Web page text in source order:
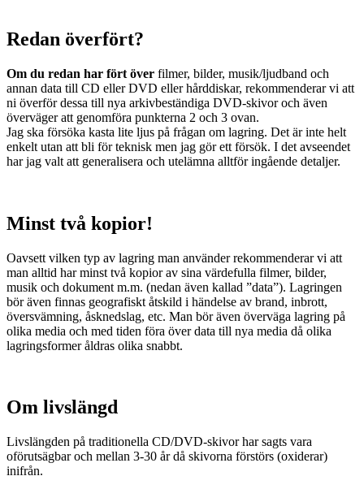
Redan överfört?
Om du redan har fört över filmer, bilder, musik/ljudband och
annan data till CD eller DVD eller hårddiskar, rekommenderar vi att
ni överför dessa till nya arkivbeständiga DVD-skivor och även
överväger att genomföra punkterna 2 och 3 ovan.
Jag ska försöka kasta lite ljus på frågan om lagring. Det är inte helt
enkelt utan att bli för teknisk men jag gör ett försök. I det avseendet
har jag valt att generalisera och utelämna alltför ingående detaljer.
Minst två kopior!
Oavsett vilken typ av lagring man använder rekommenderar vi att
man alltid har minst två kopior av sina värdefulla filmer, bilder,
musik och dokument m.m. (nedan även kallad ”data”). Lagringen
bör även finnas geografiskt åtskild i händelse av brand, inbrott,
översvämning, åsknedslag, etc. Man bör även överväga lagring på
olika media och med tiden föra över data till nya media då olika
lagringsformer åldras olika snabbt.
Om livslängd
Livslängden på traditionella CD/DVD-skivor har sagts vara
oförutsägbar och mellan 3-30 år då skivorna förstörs (oxiderar)
inifrån.